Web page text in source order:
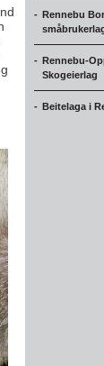
- Rennebu
- Rennebu-
Skogeierlag
- Beitelaga i